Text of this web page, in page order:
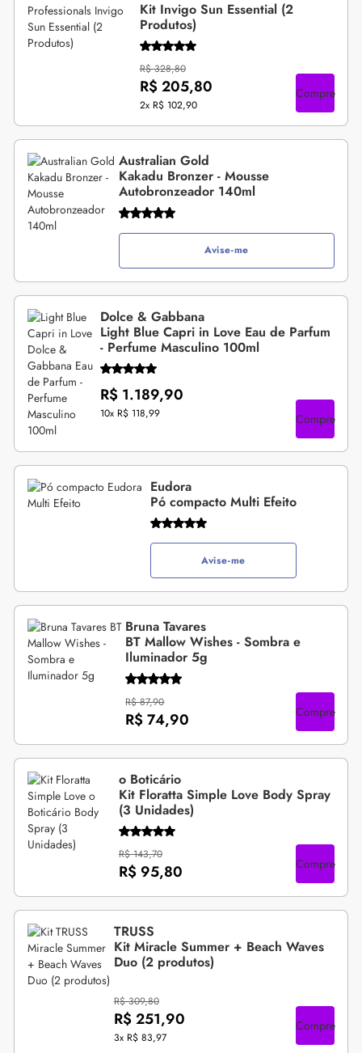
Kit Invigo Sun Essential (2
Produtos)
R$ 328,80
R$ 205,80
2x R$ 102,90
Compre
Australian Gold
Kakadu Bronzer - Mousse
Autobronzeador 140ml
Avise-me
Dolce & Gabbana
Light Blue Capri in Love Eau de Parfum
- Perfume Masculino 100ml
R$ 1.189,90
10x R$ 118,99 Compre
Eudora
Pó compacto Multi Efeito
Avise-me
Bruna Tavares
BT Mallow Wishes - Sombra e
Iluminador 5g
R$ 87,90
R$ 74,90 Compre
o Boticário
Kit Floratta Simple Love Body Spray
(3 Unidades)
R$ 143,70
R$ 95,80 Compre
TRUSS
Kit Miracle Summer + Beach Waves
Duo (2 produtos)
R$ 309,80
R$ 251,90
3x R$ 83,97
Compre